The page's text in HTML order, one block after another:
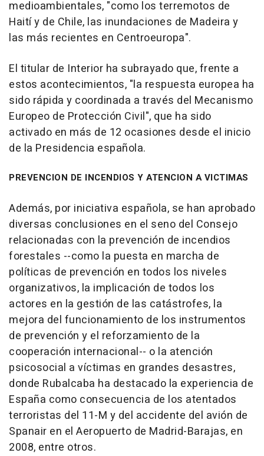
medioambientales, "como los terremotos de
Haití y de Chile, las inundaciones de Madeira y
las más recientes en Centroeuropa".
El titular de Interior ha subrayado que, frente a
estos acontecimientos, "la respuesta europea ha
sido rápida y coordinada a través del Mecanismo
Europeo de Protección Civil", que ha sido
activado en más de 12 ocasiones desde el inicio
de la Presidencia española.
PREVENCION DE INCENDIOS Y ATENCION A VICTIMAS
Además, por iniciativa española, se han aprobado
diversas conclusiones en el seno del Consejo
relacionadas con la prevención de incendios
forestales --como la puesta en marcha de
políticas de prevención en todos los niveles
organizativos, la implicación de todos los
actores en la gestión de las catástrofes, la
mejora del funcionamiento de los instrumentos
de prevención y el reforzamiento de la
cooperación internacional-- o la atención
psicosocial a víctimas en grandes desastres,
donde Rubalcaba ha destacado la experiencia de
España como consecuencia de los atentados
terroristas del 11-M y del accidente del avión de
Spanair en el Aeropuerto de Madrid-Barajas, en
2008, entre otros.